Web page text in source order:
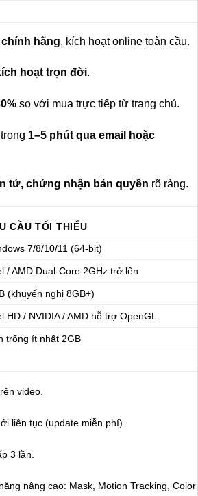
hãng, kích hoạt online toàn cầu.
hoạt trọn đời.
so với mua trực tiếp từ trang chủ.
1–5 phút qua email hoặc
tử, chứng nhận bản quyền rõ ràng.
CẦU TỐI THIỂU
7/8/10/11 (64-bit)
/ AMD Dual-Core 2GHz trở lên
(khuyến nghị 8GB+)
HD / NVIDIA / AMD hỗ trợ OpenGL
trống ít nhất 2GB
video.
liên tục (update miễn phí).
3 lần.
nâng cao: Mask, Motion Tracking, Color